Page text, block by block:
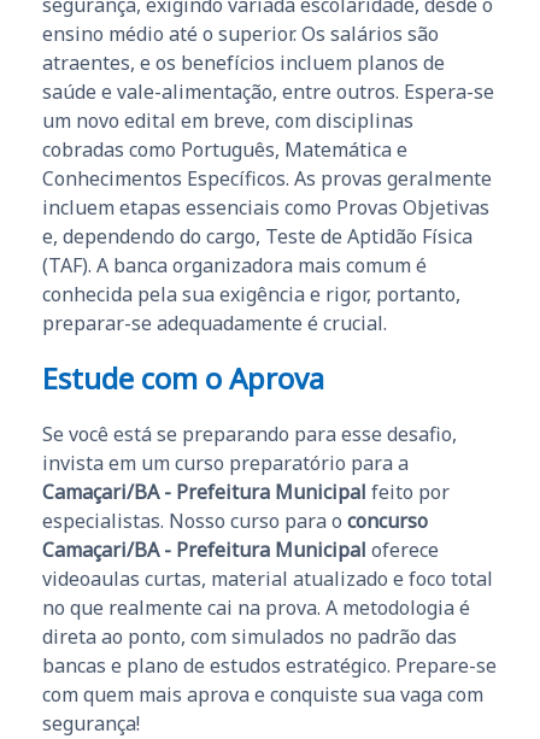
ensino médio até o superior. Os salários são
atraentes, e os benefícios incluem planos de
saúde e vale-alimentação, entre outros. Espera-se
um novo edital em breve, com disciplinas
cobradas como Português, Matemática e
Conhecimentos Específicos. As provas geralmente
incluem etapas essenciais como Provas Objetivas
e, dependendo do cargo, Teste de Aptidão Física
(TAF). A banca organizadora mais comum é
conhecida pela sua exigência e rigor, portanto,
preparar-se adequadamente é crucial.
Estude com o Aprova
Se você está se preparando para esse desafio,
invista em um curso preparatório para a
Camaçari/BA - Prefeitura Municipal feito por
especialistas. Nosso curso para o concurso
Camaçari/BA - Prefeitura Municipal oferece
videoaulas curtas, material atualizado e foco total
no que realmente cai na prova. A metodologia é
direta ao ponto, com simulados no padrão das
bancas e plano de estudos estratégico. Prepare-se
com quem mais aprova e conquiste sua vaga com
segurança!